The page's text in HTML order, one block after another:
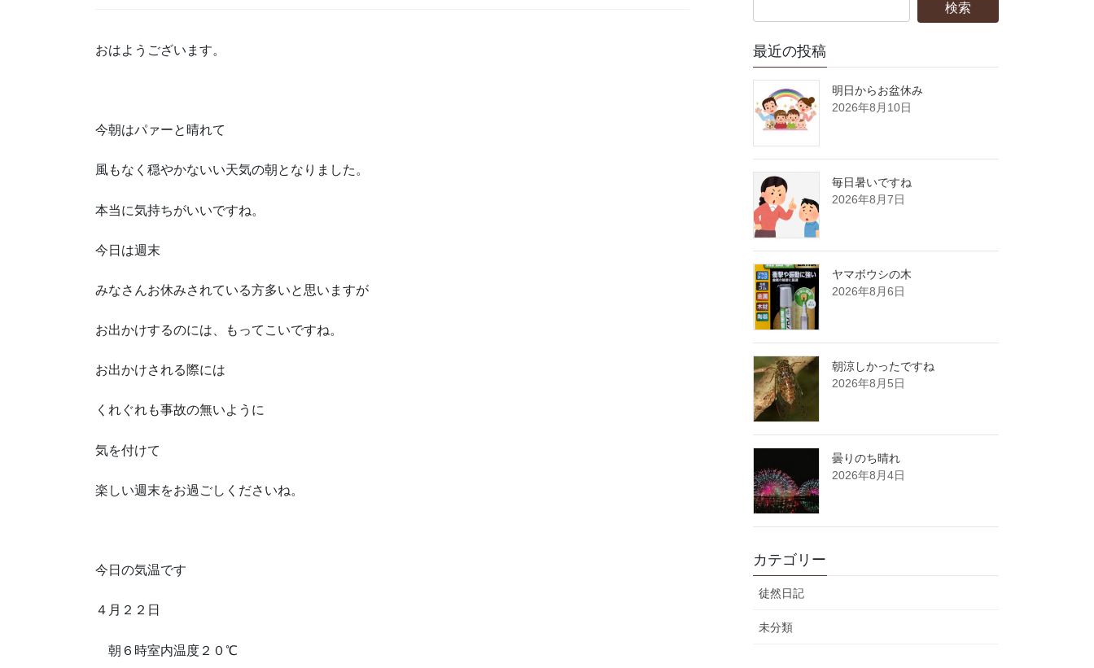
おはようございます。
今朝はパァーと晴れて
風もなく穏やかないい天気の朝となりました。
本当に気持ちがいいですね。
今日は週末
みなさんお休みされている方多いと思いますが
お出かけするのには、もってこいですね。
お出かけされる際には
くれぐれも事故の無いように
気を付けて
楽しい週末をお過ごしくださいね。
今日の気温です
４月２２日
朝６時室内温度２０℃
最近の投稿
明日からお盆休み
2026年8月10日
毎日暑いですね
2026年8月7日
ヤマボウシの木
2026年8月6日
朝涼しかったですね
2026年8月5日
曇りのち晴れ
2026年8月4日
カテゴリー
徒然日記
未分類